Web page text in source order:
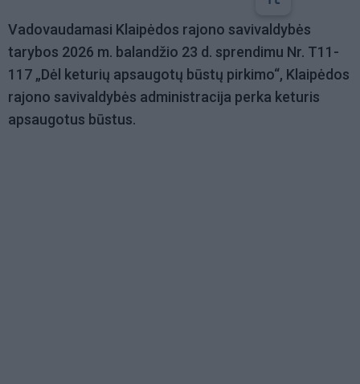
Vadovaudamasi Klaipėdos rajono savivaldybės
tarybos 2026 m. balandžio 23 d. sprendimu Nr. T11-
117 „Dėl keturių apsaugotų būstų pirkimo“, Klaipėdos
rajono savivaldybės administracija perka keturis
apsaugotus būstus.